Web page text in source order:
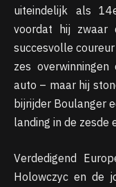
uiteindelijk als
voordat hij zwaar
succesvolle
zes
auto – maar hij
bijrijder Boulanger
landing in de zesde
Verdedigend
Holowczyc en de